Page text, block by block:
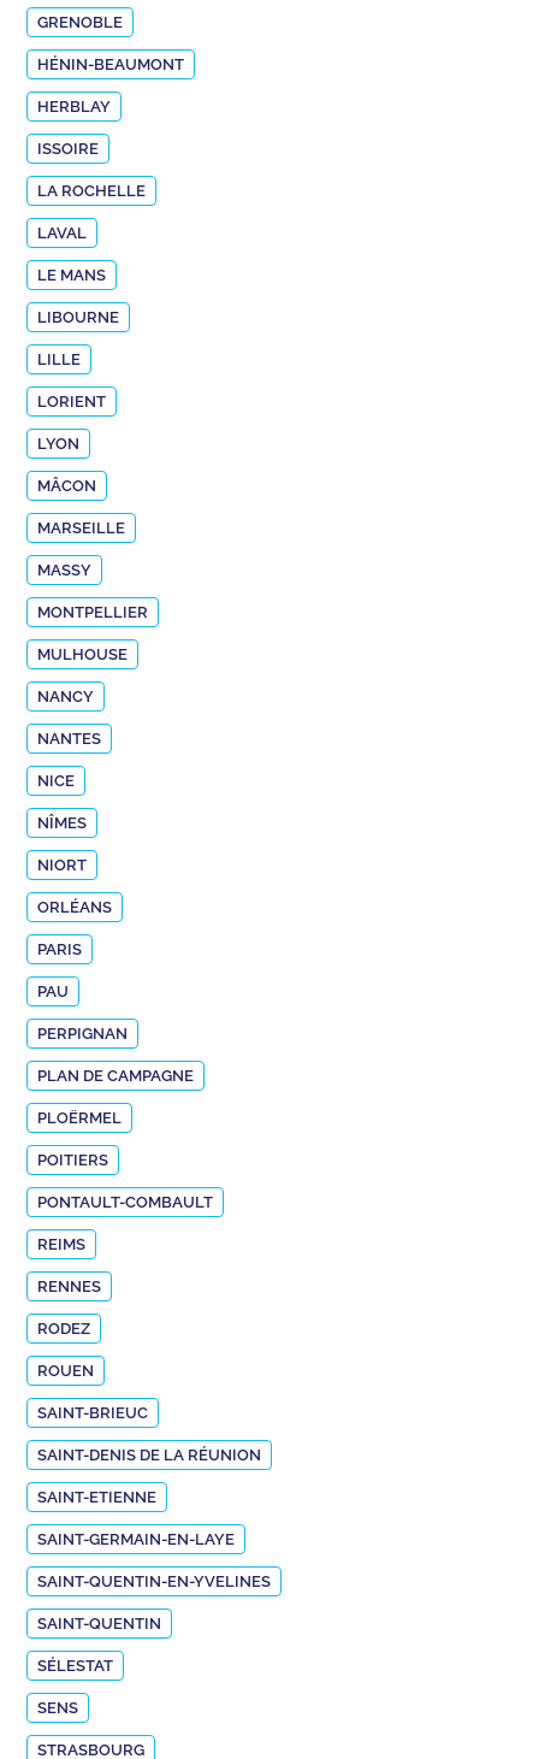
GRENOBLE
HÉNIN-BEAUMONT
HERBLAY
ISSOIRE
LA ROCHELLE
LAVAL
LE MANS
LIBOURNE
LILLE
LORIENT
LYON
MÂCON
MARSEILLE
MASSY
MONTPELLIER
MULHOUSE
NANCY
NANTES
NICE
NÎMES
NIORT
ORLÉANS
PARIS
PAU
PERPIGNAN
PLAN DE CAMPAGNE
PLOËRMEL
POITIERS
PONTAULT-COMBAULT
REIMS
RENNES
RODEZ
ROUEN
SAINT-BRIEUC
SAINT-DENIS DE LA RÉUNION
SAINT-ETIENNE
SAINT-GERMAIN-EN-LAYE
SAINT-QUENTIN-EN-YVELINES
SAINT-QUENTIN
SÉLESTAT
SENS
STRASBOURG